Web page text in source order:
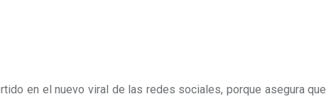
en el nuevo viral de las redes sociales, porque asegura que